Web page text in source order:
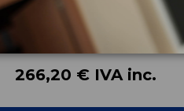
33107592938
266,20 € IVA inc.